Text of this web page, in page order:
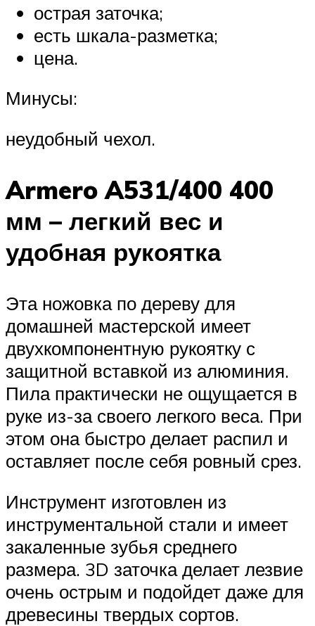
острая заточка;
есть шкала-разметка;
цена.
Минусы:
неудобный чехол.
Armero A531/400 400
мм – легкий вес и
удобная рукоятка
Эта ножовка по дереву для
домашней мастерской имеет
двухкомпонентную рукоятку с
защитной вставкой из алюминия.
Пила практически не ощущается в
руке из-за своего легкого веса. При
этом она быстро делает распил и
оставляет после себя ровный срез.
Инструмент изготовлен из
инструментальной стали и имеет
закаленные зубья среднего
размера. 3D заточка делает лезвие
очень острым и подойдет даже для
древесины твердых сортов.